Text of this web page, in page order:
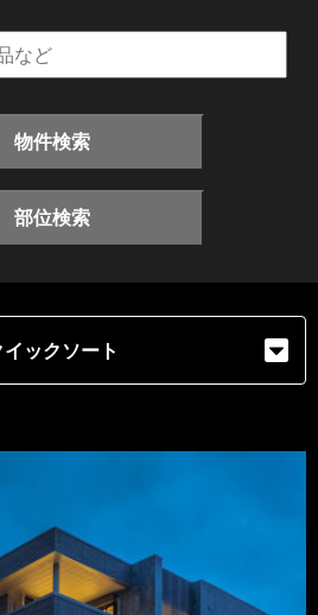
物件検索
部位検索
イックソート